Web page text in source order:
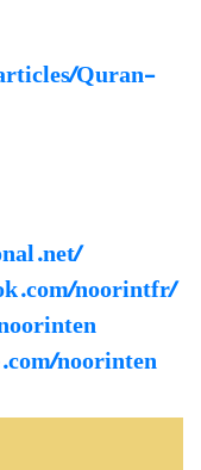
Quran-
noorintfr/
noorinten